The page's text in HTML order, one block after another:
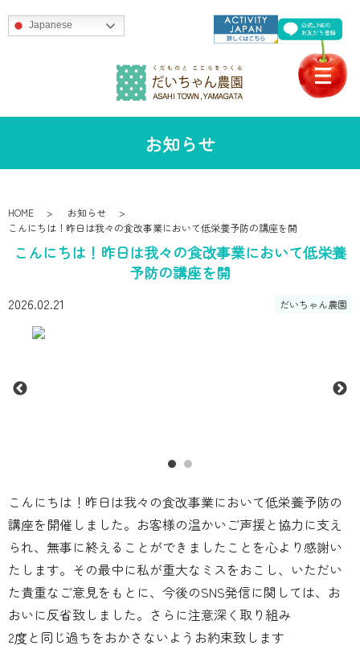
Japanese
お知らせ
HOME
お知らせ
こんにちは！昨日は我々の食改事業において低栄養予防の講座を開
こんにちは！昨日は我々の食改事業において低栄養
予防の講座を開
2026.02.21 だいちゃん農園
こんにちは！昨日は我々の食改事業において低栄養予防の
講座を開催しました。お客様の温かいご声援と協力に支え
られ、無事に終えることができましたことを心より感謝い
たします。その最中に私が重大なミスをおこし、いただい
た貴重なご意見をもとに、今後のSNS発信に関しては、お
おいに反省致しました。さらに注意深く取り組み
2度と同じ過ちをおかさないようお約束致します